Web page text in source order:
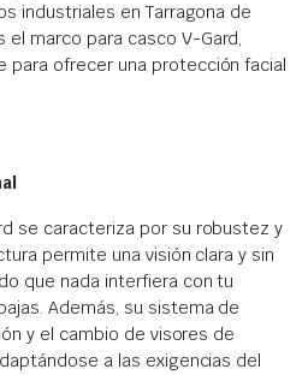
industriales en Tarragona de
marco para casco V-Gard,
para ofrecer una protección facial
se caracteriza por su robustez y
permite una visión clara y sin
que nada interfiera con tu
Además, su sistema de
y el cambio de visores de
a las exigencias del